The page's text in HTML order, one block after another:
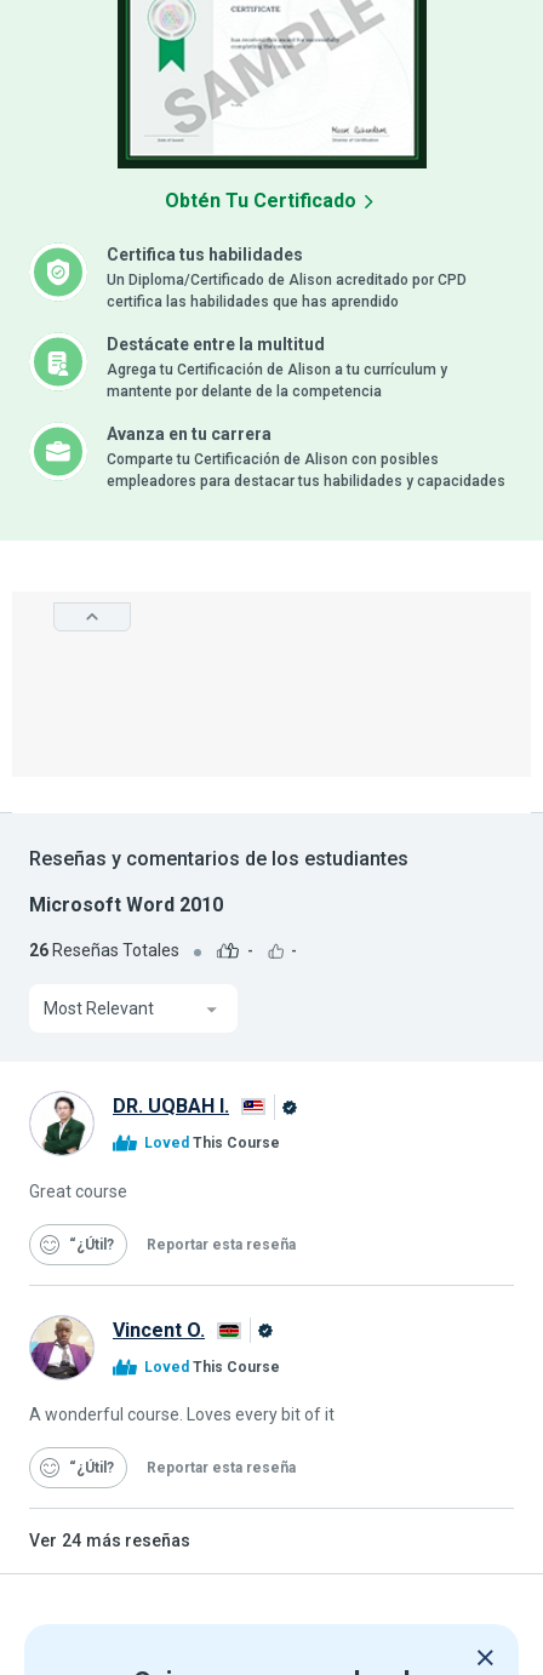
Certifica tus habilidades
Un Diploma/Certificado de Alison acreditado por CPD
certifica las habilidades que has aprendido
Destácate entre la multitud
Agrega tu Certificación de Alison a tu currículum y
mantente por delante de la competencia
Avanza en tu carrera
Comparte tu Certificación de Alison con posibles
empleadores para destacar tus habilidades y capacidades
Obtén Tu Certificado
Reseñas y comentarios de los estudiantes
Microsoft Word 2010
26 Reseñas Totales - -
Most Relevant
DR. UQBAH I.
Loved This Course
Great course
“¿Útil Reportar esta reseña
Vincent O.
Alison
Loved This Course
A wonderful course. Loves every bit of it
“¿Útil Reportar esta reseña
Ver 24 más reseñas